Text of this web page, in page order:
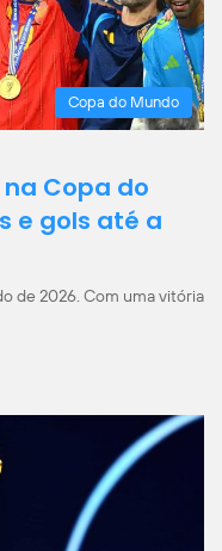
Copa do Mundo
Copa do
e gols até a
de 2026. Com uma vitória